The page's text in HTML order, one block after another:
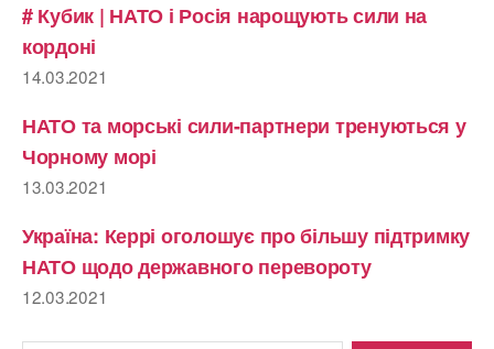
# Кубик | НАТО і Росія нарощують сили на
кордоні
14.03.2021
НАТО та морські сили-партнери тренуються у
Чорному морі
13.03.2021
Україна: Керрі оголошує про більшу підтримку
НАТО щодо державного перевороту
12.03.2021